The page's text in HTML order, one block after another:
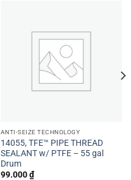
ANTI-SEIZE TECHNOLOGY
14055, TFE™ PIPE THREAD
SEALANT w/ PTFE – 55 gal
Drum
99.000₫